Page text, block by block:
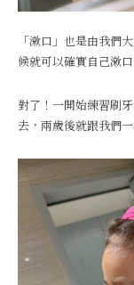
「漱口」也是由我們
候就可以確實自己漱口
對了！一開始練習刷
去，兩歲後就跟我們